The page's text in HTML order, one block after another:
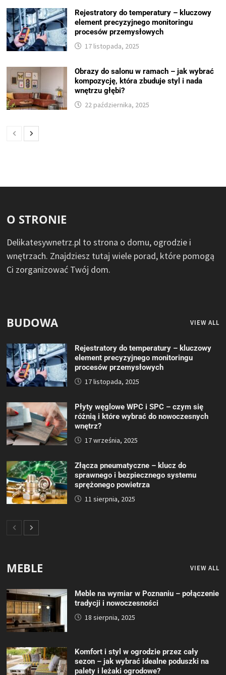
Rejestratory do temperatury – kluczowy
element precyzyjnego monitoringu
procesów przemysłowych
17 listopada, 2025
Obrazy do salonu w ramach – jak wybrać
kompozycję, która zbuduje styl i nada
wnętrzu głębi?
22 października, 2025
O STRONIE
Delikatesywnetrz.pl to strona o domu, ogrodzie i
wnętrzach. Znajdziesz tutaj wiele porad, które pomogą
Ci zorganizować Twój dom.
BUDOWA VIEW ALL
Rejestratory do temperatury – kluczowy
element precyzyjnego monitoringu
procesów przemysłowych
17 listopada, 2025
Płyty węglowe WPC i SPC – czym się
różnią i które wybrać do nowoczesnych
wnętrz?
17 września, 2025
Złącza pneumatyczne – klucz do
sprawnego i bezpiecznego systemu
sprężonego powietrza
11 sierpnia, 2025
MEBLE VIEW ALL
Meble na wymiar w Poznaniu – połączenie
tradycji i nowoczesności
18 sierpnia, 2025
Komfort i styl w ogrodzie przez cały
sezon – jak wybrać idealne poduszki na
palety i leżaki ogrodowe?